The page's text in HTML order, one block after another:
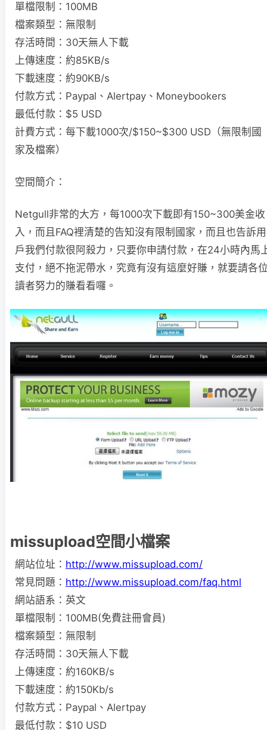
單檔限制：100MB
檔案類型：無限制
存活時間：30天無人下載
上傳速度：約85KB/s
下載速度：約90KB/s
付款方式：Paypal、Alertpay、Moneybookers
最低付款：$5 USD
計費方式：每下載1000次/$150~$300 USD（無限制國
家及檔案）
空間簡介：
Netgull非常的大方，每1000次下載即有150~300美金收
入，而且FAQ裡清楚的告知沒有限制國家，而且也告訴用
戶我們付款很阿殺力，只要你申請付款，在24小時內馬
支付，絕不拖泥帶水，究竟有沒有這麼好賺，就要請各
讀者努力的賺看看囉。
missupload空間小檔案
網站位址： http://www.missupload.com/
常見問題： http://www.missupload.com/faq.html
網站語系：英文
單檔限制：100MB(免費註冊會員)
檔案類型：無限制
存活時間：30天無人下載
上傳速度：約160KB/s
下載速度：約150Kb/s
付款方式：Paypal、Alertpay
最低付款：$10 USD